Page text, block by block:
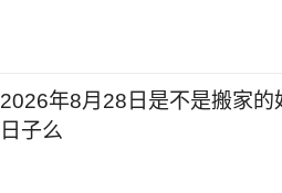
2026年8月28日是不是搬家的
日子么